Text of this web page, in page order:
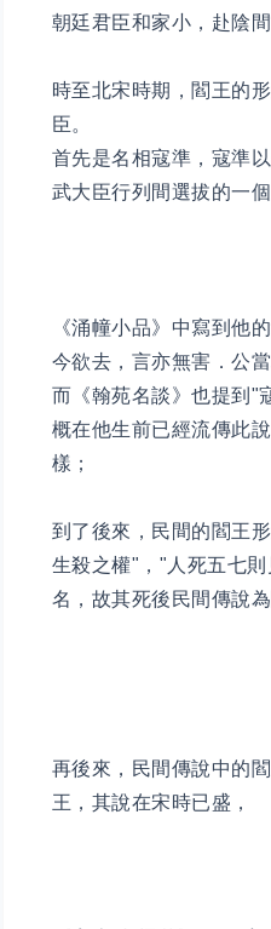
朝廷君臣和家小，赴陰
時至北宋時期，閻王的
臣。
首先是名相寇準，寇準
武大臣行列間選拔的一個
《涌幢小品》中寫到他
今欲去，言亦無害．公
而《翰苑名談》也提到"
概在他生前已經流傳此
樣；
到了後來，民間的閻王
生殺之權"，"人死五七
名，故其死後民間傳說為
再後來，民間傳說中的
王，其說在宋時已盛，